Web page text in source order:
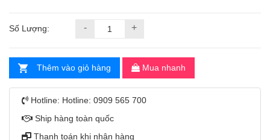
Số Lượng: - +
Thêm vào giỏ hàng Mua nhanh
Hotline: Hotline: 0909 565 700
Ship hàng toàn quốc
Thanh toán khi nhận hàng